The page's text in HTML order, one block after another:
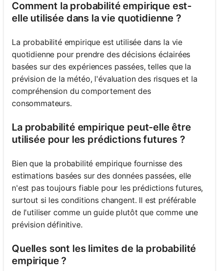
Comment la probabilité empirique est-
elle utilisée dans la vie quotidienne ?
La probabilité empirique est utilisée dans la vie
quotidienne pour prendre des décisions éclairées
basées sur des expériences passées, telles que la
prévision de la météo, l'évaluation des risques et la
compréhension du comportement des
consommateurs.
La probabilité empirique peut-elle être
utilisée pour les prédictions futures ?
Bien que la probabilité empirique fournisse des
estimations basées sur des données passées, elle
n'est pas toujours fiable pour les prédictions futures,
surtout si les conditions changent. Il est préférable
de l'utiliser comme un guide plutôt que comme une
prévision définitive.
Quelles sont les limites de la probabilité
empirique ?